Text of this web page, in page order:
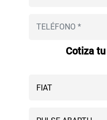
Cotiza